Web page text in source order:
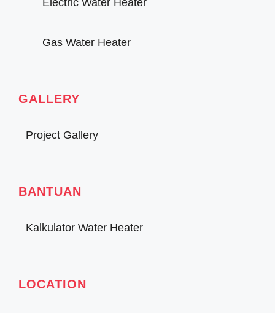
Gas Water Heater
GALLERY
Project Gallery
BANTUAN
Kalkulator Water Heater
LOCATION